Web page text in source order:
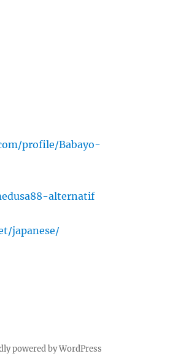
profile/Babayo-
alternatif
japanese/
powered by WordPress